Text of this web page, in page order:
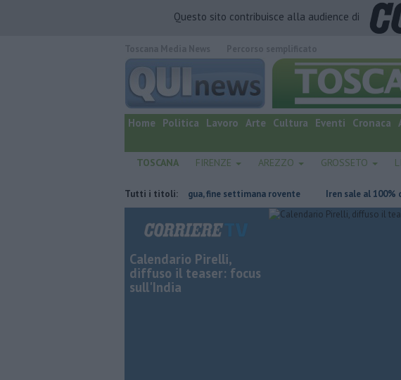
Questo sito contribuisce alla audience di
quotidiano online.
Home Politica Lavoro Arte Cultura Eventi Cronaca
TOSCANA FIRENZE AREZZO GROSSETO
Tutti i titoli:
Il grande caldo non dà tregua, fine settimana rovente Iren sale al 100% di
Calendario Pirelli,
diffuso il teaser: focus
sull'India